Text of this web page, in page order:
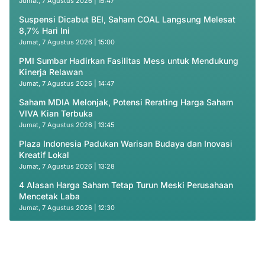
Suspensi Dicabut BEI, Saham COAL Langsung Melesat
8,7% Hari Ini
Jumat, 7 Agustus 2026 | 15:00
PMI Sumbar Hadirkan Fasilitas Mess untuk Mendukung
Kinerja Relawan
Jumat, 7 Agustus 2026 | 14:47
Saham MDIA Melonjak, Potensi Rerating Harga Saham
VIVA Kian Terbuka
Jumat, 7 Agustus 2026 | 13:45
Plaza Indonesia Padukan Warisan Budaya dan Inovasi
Kreatif Lokal
Jumat, 7 Agustus 2026 | 13:28
4 Alasan Harga Saham Tetap Turun Meski Perusahaan
Mencetak Laba
Jumat, 7 Agustus 2026 | 12:30